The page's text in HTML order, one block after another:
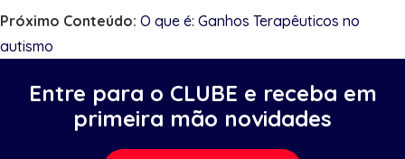
Próximo Conteúdo: O que é: Ganhos Terapêuticos no
autismo
Entre para o CLUBE e receba em
primeira mão novidades